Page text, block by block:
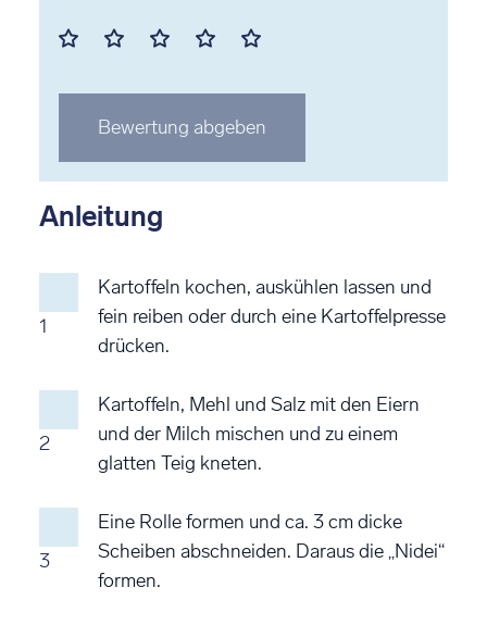
Mit
Stern
bewerten
Mit
Stern
bewerten
Mit
Stern
bewerten
Mit
Stern
bewerten
Mit
Stern
bewerten
Bewertung abgeben
Anleitung
1
Kartoffeln kochen, auskühlen lassen und
fein reiben oder durch eine Kartoffelpresse
drücken.
2
Kartoffeln, Mehl und Salz mit den Eiern
und der Milch mischen und zu einem
glatten Teig kneten.
3
Eine Rolle formen und ca. 3 cm dicke
Scheiben abschneiden. Daraus die „Nidei“
formen.